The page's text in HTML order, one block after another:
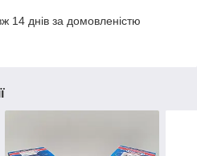
14 днів за домовленістю